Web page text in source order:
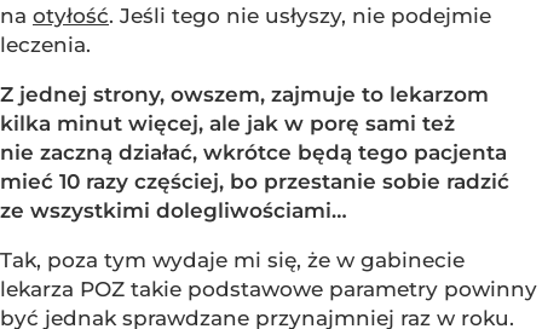
na otyłość. Jeśli tego nie usłyszy, nie podejmie
leczenia.
Z jednej strony, owszem, zajmuje to lekarzom
kilka minut więcej, ale jak w porę sami też
nie zaczną działać, wkrótce będą tego pacjenta
mieć 10 razy częściej, bo przestanie sobie radzić
ze wszystkimi dolegliwościami…
Tak, poza tym wydaje mi się, że w gabinecie
lekarza POZ takie podstawowe parametry powinny
być jednak sprawdzane przynajmniej raz w roku.